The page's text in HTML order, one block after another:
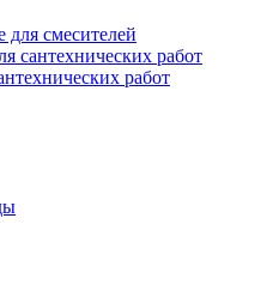
смесителей
сантехнических работ
работ